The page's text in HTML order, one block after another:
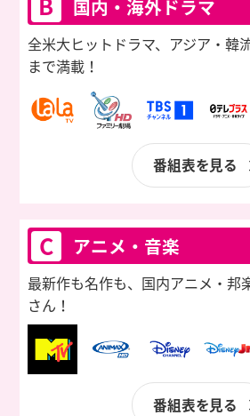
国内・海外ドラマ
全米大ヒットドラマ、アジア・韓
まで満載！
番組表を見る
C アニメ・音楽
最新作も名作も、国内アニメ・邦
さん！
番組表を見る